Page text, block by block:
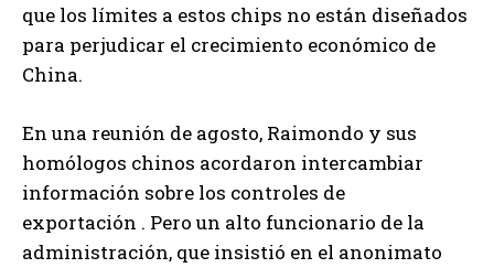
que los límites a estos chips no están diseñados
para perjudicar el crecimiento económico de
China.
En una reunión de agosto, Raimondo y sus
homólogos chinos acordaron intercambiar
información sobre los controles de
exportación . Pero un alto funcionario de la
administración, que insistió en el anonimato